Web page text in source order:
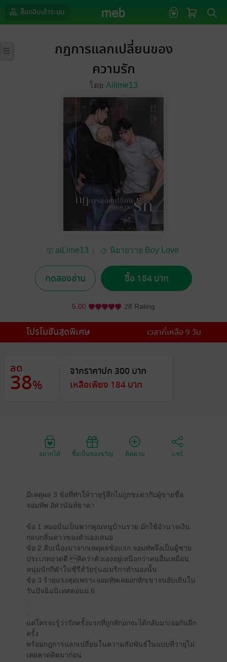
ล็อกอินเข้าระบบ
กฎการแลกเปลี่ยนของ
ความรัก
โดย Ailime13
aiLime13
นิยายวาย Boy Love
ทดลองอ่าน ซื้อ 184 บาท
5.00 28 Rating
โปรโมชันสุดพิเศษ เวลาที่เหลือ 9 วัน
ลด
38%
จากราคาปก 300 บาท
เหลือเพียง 184 บาท
อยากได้ ซื้อเป็นของขวัญ ติดตาม แชร์
มีเหตุผล 3 ข้อที่ทำให้วายุรู้สึกไม่ถูกชะตากับผู้ชายชื่อ
จอมทัพ อัศวนันท์ธาดา
ข้อ 1 หมอนั่นเป็นพวกคุณหนูบ้านรวย มักใช้อำนาจเงิน
กลบกลิ่นคาวของตัวเองเสมอ
ข้อ 2 สืบเนื่องมาจากเหตุผลข้อแรก จอมทัพจึงเป็นผู้ชาย
ประเภทอวดดี คิดว่าตัวเองอยู่เหนือกว่าคนอื่นเหมือน
หนุ่มนักกีฬาในซีรีส์วัยรุ่นอเมริกาทำนองนั้น
ข้อ 3 ร้ายแรงสุดเพราะจอมทัพเคยอกหักเขาจนยับเยินใน
วันปัจฉิมนิเทศตอนม.6
แต่ใครจะรู้ว่ารักครั้งแรกที่ถูกหักอกจะได้กลับมาเจอกันอีก
ครั้ง
พร้อมกฎการแลกเปลี่ยนในความสัมพันธ์ในแบบที่วายุไม่
เคยคาดคิดมาก่อน